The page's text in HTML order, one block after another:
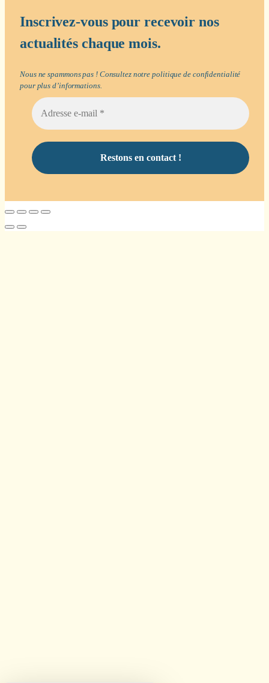
Inscrivez-vous pour recevoir nos
actualités chaque mois.
Nous ne spammons pas ! Consultez notrepolitique de confidentialité
pour plus d’informations.